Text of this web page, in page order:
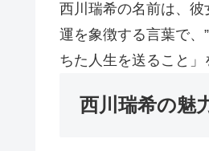
西川瑞希の名前は、彼
運を象徴する言葉で、
ちた人生を送ること」
西川瑞希の魅